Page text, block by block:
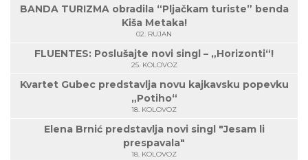
BANDA TURIZMA obradila “Pljačkam turiste” benda
Kiša Metaka!
02. RUJAN
FLUENTES: Poslušajte novi singl – „Horizonti“!
25. KOLOVOZ
Kvartet Gubec predstavlja novu kajkavsku popevku
„Potiho“
18. KOLOVOZ
Elena Brnić predstavlja novi singl "Jesam li
prespavala"
18. KOLOVOZ